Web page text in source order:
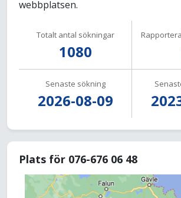
webbplatsen.
Totalt antal sökningar
1080
Senaste sökning
2026-08-09
Plats för 076-676 06 48